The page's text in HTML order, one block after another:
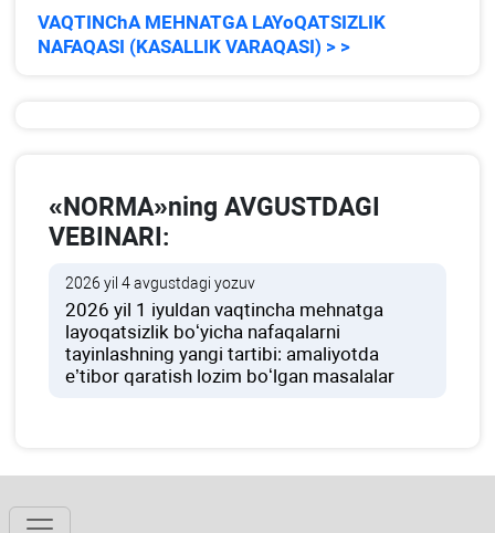
VAQTINChA MEHNATGA LAYoQATSIZLIK
NAFAQASI (KASALLIK VARAQASI) > >
«NORMA»ning AVGUSTDAGI
VEBINARI:
2026 yil 4 avgustdagi yozuv
2026 yil 1 iyuldan vaqtincha mehnatga
layoqatsizlik boʻyicha nafaqalarni
tayinlashning yangi tartibi: amaliyotda
e’tibor qaratish lozim boʻlgan masalalar